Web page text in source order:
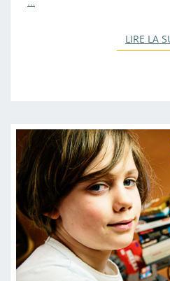
LIRE LA